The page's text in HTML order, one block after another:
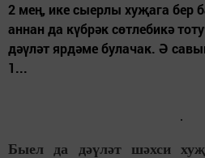
2 мең, ике сыерлы хуҗага бер
аннан да күбрәк сөтлебикә
дәүләт ярдәме булачак. Ә
1...
Быел да дәүләт шәхси